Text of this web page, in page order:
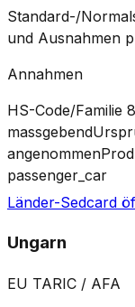
Standard-/
und Ausnahmen
Annahmen
HS-Code/Familie
massgebend
angenommen
passenger_car
Länder-Sedcard
Ungarn
EU TARIC / AFA